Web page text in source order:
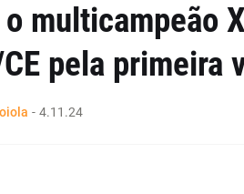
multicampeão
pela primeira
- 4.11.24